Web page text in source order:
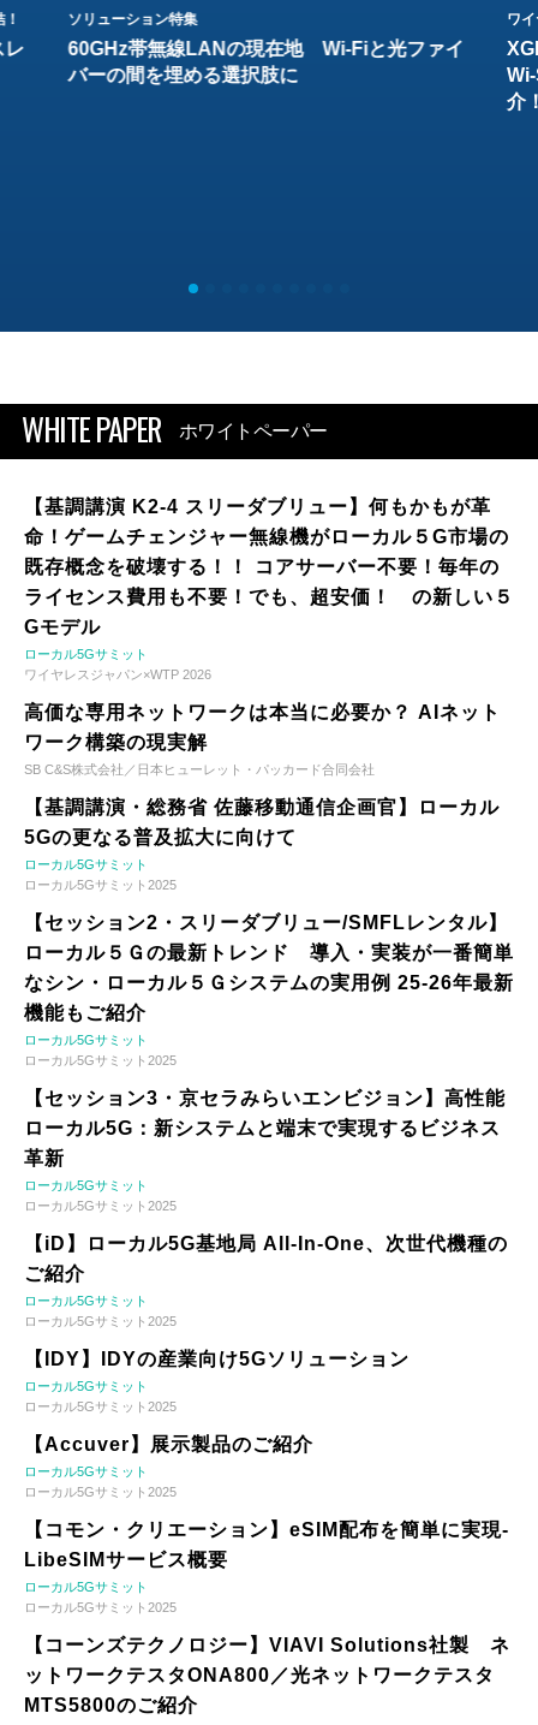
レ
ソリューション特集
60GHz帯無線LANの現在地 Wi-Fiと光ファイ
バーの間を埋める選択肢に
ワ
介
WHITE PAPER ホワイトペーパー
【基調講演 K2-4 スリーダブリュー】何もかもが革
命！ゲームチェンジャー無線機がローカル５G市場の
既存概念を破壊する！！ コアサーバー不要！毎年の
ライセンス費用も不要！でも、超安価！ の新しい５
Gモデル
ローカル5Gサミット
ワイヤレスジャパン×WTP 2026
高価な専用ネットワークは本当に必要か？ AIネット
ワーク構築の現実解
SB C&S株式会社／日本ヒューレット・パッカード合同会社
【基調講演・総務省 佐藤移動通信企画官】ローカル
5Gの更なる普及拡大に向けて
ローカル5Gサミット
ローカル5Gサミット2025
【セッション2・スリーダブリュー/SMFLレンタル】
ローカル５Ｇの最新トレンド 導入・実装が一番簡単
なシン・ローカル５Ｇシステムの実用例 25-26年最新
機能もご紹介
ローカル5Gサミット
ローカル5Gサミット2025
【セッション3・京セラみらいエンビジョン】高性能
ローカル5G：新システムと端末で実現するビジネス
革新
ローカル5Gサミット
ローカル5Gサミット2025
【iD】ローカル5G基地局 All-In-One、次世代機種の
ご紹介
ローカル5Gサミット
ローカル5Gサミット2025
【IDY】IDYの産業向け5Gソリューション
ローカル5Gサミット
ローカル5Gサミット2025
【Accuver】展示製品のご紹介
ローカル5Gサミット
ローカル5Gサミット2025
【コモン・クリエーション】eSIM配布を簡単に実現-
LibeSIMサービス概要
ローカル5Gサミット
ローカル5Gサミット2025
【コーンズテクノロジー】VIAVI Solutions社製 ネ
ットワークテスタONA800／光ネットワークテスタ
MTS5800のご紹介